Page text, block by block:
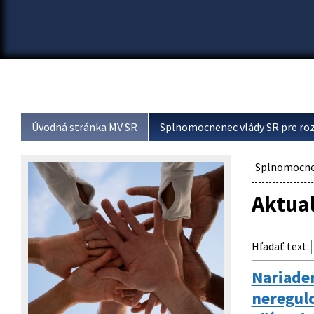
Úvodná stránka MV SR Splnomocnenec vlády SR pre
Hľadať text: